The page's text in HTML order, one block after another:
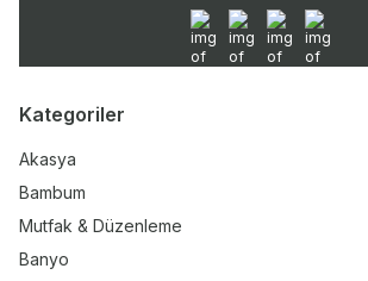
WhatsApp
InstagramTwitter
Kategoriler
Akasya
Bambum
Mutfak & Düzenleme
Banyo